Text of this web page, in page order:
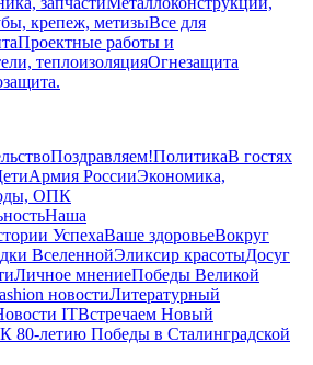
крепеж, метизыВсе для
Проектные работы и
теплоизоляцияОгнезащита
Поздравляем!ПолитикаВ гостях
Армия РоссииЭкономика,
ОПК
Наша
УспехаВаше здоровьеВокруг
ВселеннойЭликсир красотыДосуг
Личное мнениеПобеды Великой
новостиЛитературный
ITВстречаем Новый
К 80-летию Победы в Сталинградской